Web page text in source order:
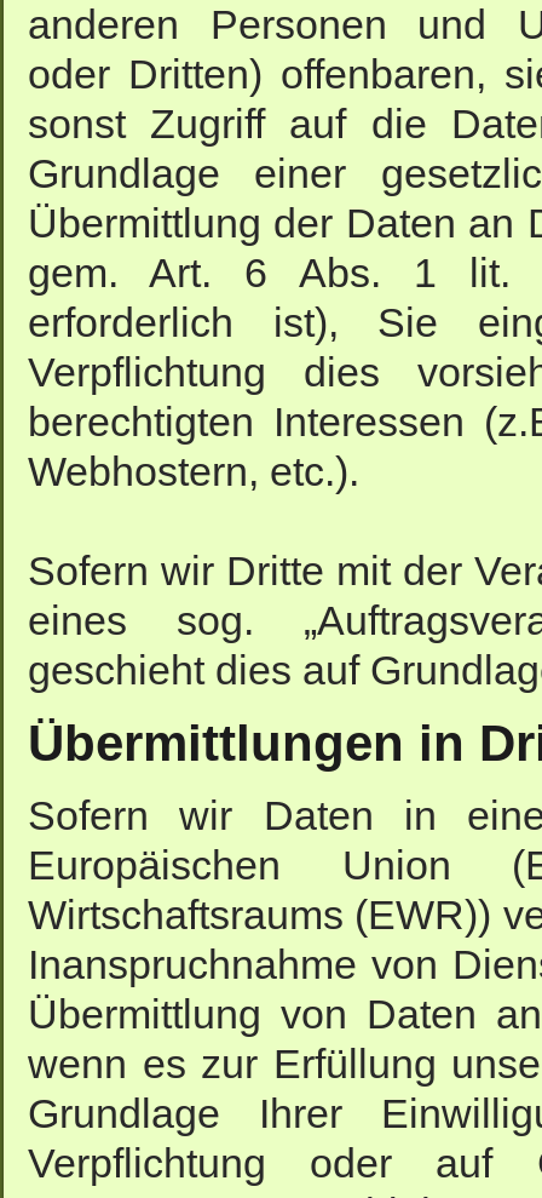
anderen Personen und
oder Dritten) offenbaren,
sonst Zugriff auf die
Grundlage einer
Übermittlung der Daten an
gem. Art. 6 Abs. 1 lit.
erforderlich ist), Sie
Verpflichtung dies
berechtigten Interessen
Webhostern, etc.).
Sofern wir Dritte mit der
eines sog.
geschieht dies auf
Übermittlungen in
Sofern wir Daten in
Europäischen Union
Wirtschaftsraums (EWR))
Inanspruchnahme von
Übermittlung von Daten
wenn es zur Erfüllung
Grundlage Ihrer
Verpflichtung oder auf